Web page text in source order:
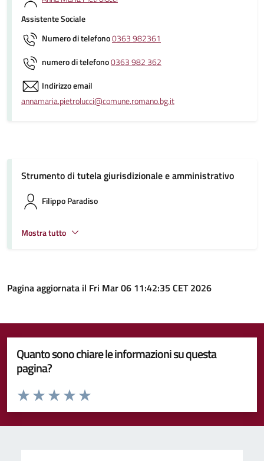
Assistente Sociale
Numero di telefono0363 982361
numero di telefono0363 982 362
Indirizzo email
annamaria.pietrolucci@comune.romano.bg.it
Strumento di tutela giurisdizionale e amministrativo
Filippo Paradiso
Mostra tutto
Pagina aggiornata il Fri Mar 06 11:42:35 CET 2026
Quanto sono chiare le informazioni su questa
pagina?
Valuta da 1 a 5 stelle la pagina
Valuta 5 stelle su 5
Valuta 4 stelle su 5
Valuta 3 stelle su 5
Valuta 2 stelle su 5
Valuta 1 stelle su 5